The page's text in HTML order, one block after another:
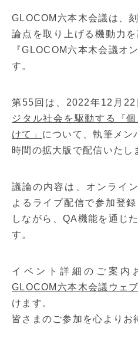
GLOCOM六本木会議は、
論点を取り上げる機動力
『GLOCOM六本木会議オ
す。
第55回は、2022年12月
ジタル社会を駆動する『
けて」 について、執筆メン
時間の拡大版で配信いたし
議論の内容は、オンライ
よるライブ配信で参加登
しながら、QA機能を通じ
す。
イベント詳細のご案内
GLOCOM六本木会議ウェ
けます。
皆さまのご参加を心よりお